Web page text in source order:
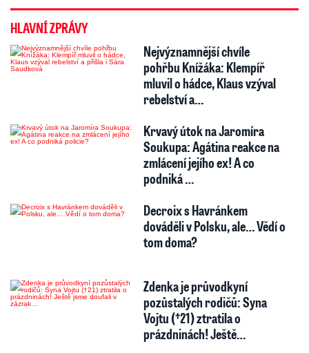
HLAVNÍ ZPRÁVY
Nejvýznamnější chvíle
pohřbu Knížáka: Klempíř
mluvil o hádce, Klaus vzýval
rebelství a…
Krvavý útok na Jaromíra
Soukupa: Agátina reakce na
zmlácení jejího ex! A co
podniká …
Decroix s Havránkem
dováděli v Polsku, ale… Vědí o
tom doma?
Zdenka je průvodkyní
pozůstalých rodičů: Syna
Vojtu (†21) ztratila o
prázdninách! Ještě…